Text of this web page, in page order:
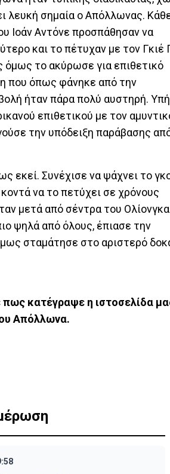
λευκή σημαία ο Απόλλωνας.
Ιοάν Αντόνε προσπάθησαν να
και το πέτυχαν με τον Γκιέ
όμως το ακύρωσε για επιθετικό
που όπως φάνηκε από την
ήταν πάρα πολύ αυστηρή.
επιθετικού με τον
την υπόδειξη παράβασης
εκεί. Συνέχισε να ψάχνει το
να το πετύχει σε χρόνους
μετά από σέντρα του
ψηλά από όλους, έπιασε την
σταμάτησε στο αριστερό
κατέγραψε η ιστοσελίδα
Απόλλωνα.